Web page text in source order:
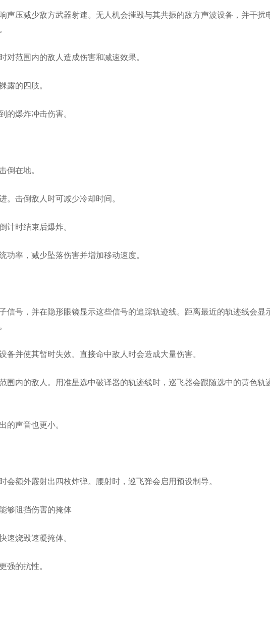
声压减少敌方武器射速。无人机会摧毁与其共振的敌方声波设备，并干扰
对范围内的敌人造成伤害和减速效果。
露的四肢。
的爆炸冲击伤害。
倒在地。
。击倒敌人时可减少冷却时间。
计时结束后爆炸。
功率，减少坠落伤害并增加移动速度。
信号，并在隐形眼镜显示这些信号的追踪轨迹线。距离最近的轨迹线会显
并使其暂时失效。直接命中敌人时会造成大量伤害。
围内的敌人。用准星选中破译器的轨迹线时，巡飞器会跟随选中的黄色轨
的声音也更小。
额外霰射出四枚炸弹。腰射时，巡飞弹会启用预设制导。
够阻挡伤害的掩体
速烧毁速凝掩体。
强的抗性。
欧陆OULU 0760-23220123